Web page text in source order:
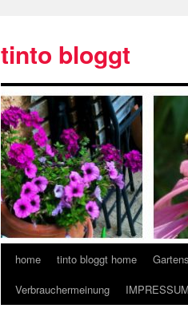
tinto bloggt
home tinto bloggt home
Verbrauchermeinung